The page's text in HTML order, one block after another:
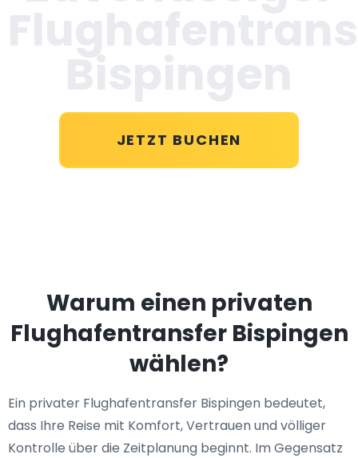
JETZT BUCHEN
Warum einen privaten
Flughafentransfer Bispingen
wählen?
Ein privater Flughafentransfer Bispingen bedeutet,
dass Ihre Reise mit Komfort, Vertrauen und völliger
Kontrolle über die Zeitplanung beginnt. Im Gegensatz